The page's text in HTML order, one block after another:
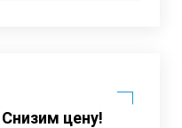
цену!